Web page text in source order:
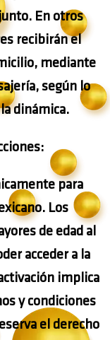
En otros
recibirán el
mediante
según lo
dinámica.
para
Los
de edad al
acceder a la
implica
y condiciones
el derecho